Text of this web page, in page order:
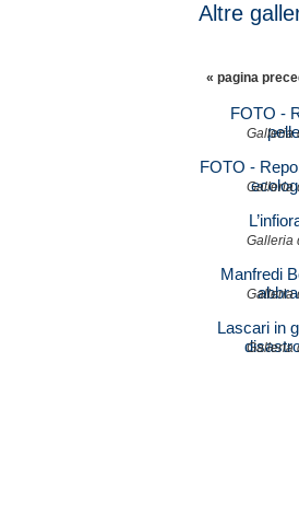
Altre
« pagina
FOTO -
Galleria
FOTO -
Galleria
Galleria
Manfredi
Galleria
Lascari in
Galleria